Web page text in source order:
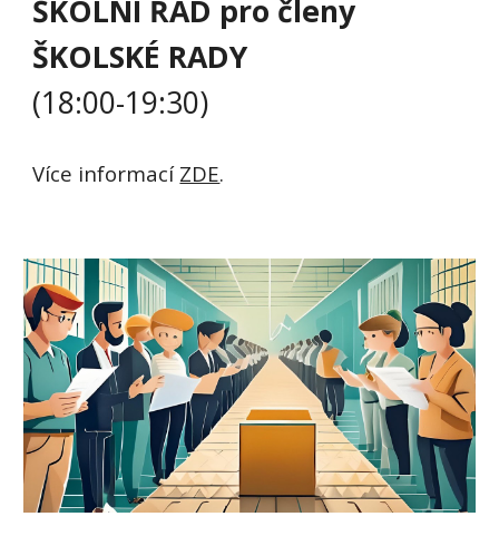
ŠKOLNÍ ŘÁD pro členy
ŠKOLSKÉ RADY
(18:00-19:30)
Více informací ZDE.